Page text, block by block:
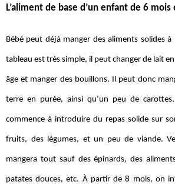
L’aliment de base d’un enfant de 6 mois
Bébé peut déjà manger des aliments solides
tableau est très simple, il peut changer de lait
âge et manger des bouillons. Il peut donc
terre en purée, ainsi qu’un peu de
commence à introduire du repas solide sur
fruits, des légumes, et un peu de viande.
mangera tout sauf des épinards, des
patates douces, etc. À partir de 8 mois, on